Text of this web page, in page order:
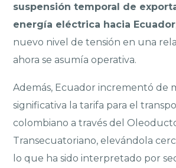
suspensión temporal de
energía eléctrica hacia Ecuador
nuevo nivel de tensión en una
ahora se asumía operativa.
Además, Ecuador incrementó de
significativa la tarifa para el
colombiano a través del
Transecuatoriano, elevándola
lo que ha sido interpretado por